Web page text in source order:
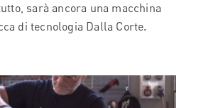
sarà ancora una macchina
di tecnologia Dalla Corte.